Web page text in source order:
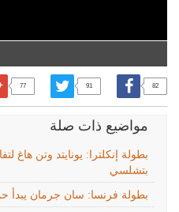
82
91
77
مواضيع ذات صلة
بطولة إنكلترا: يونايتد وتن هاغ
بتشلسي
بطولة فرنسا: سان جرمان يبدأ